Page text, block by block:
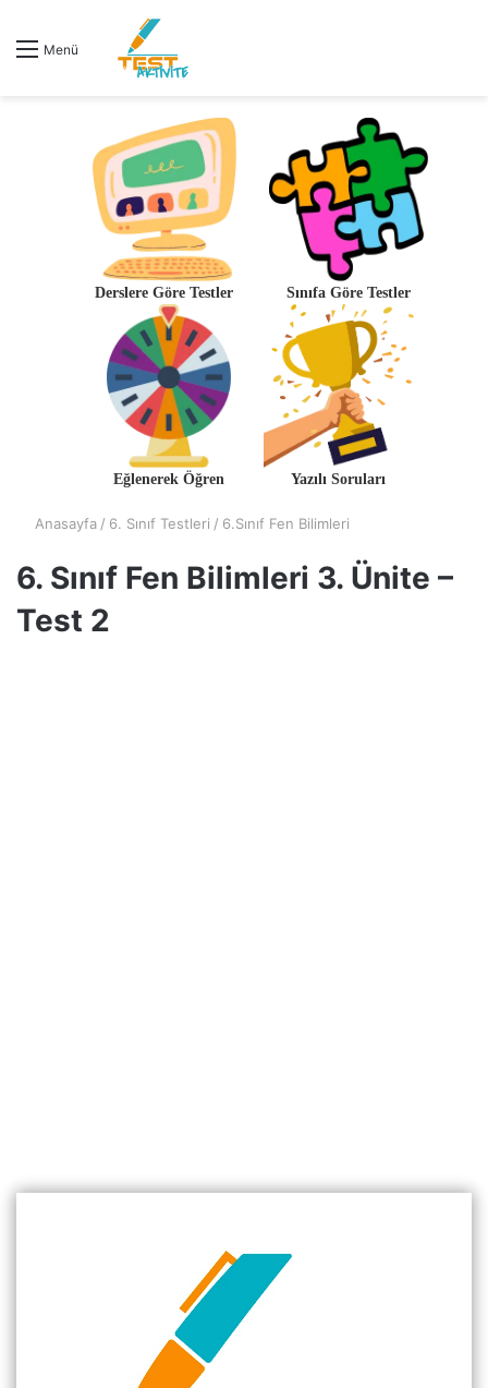
Menü
Derslere Göre Testler Sınıfa Göre Testler
Eğlenerek Öğren Yazılı Soruları
Anasayfa / 6. Sınıf Testleri / 6.Sınıf Fen Bilimleri
6. Sınıf Fen Bilimleri 3. Ünite –
Test 2